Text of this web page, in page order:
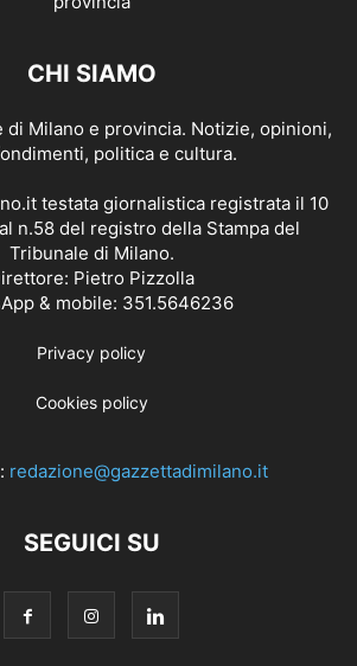
CHI SIAMO
di Milano e provincia. Notizie, opinioni,
politica e cultura.
testata giornalistica registrata il 10
n.58 del registro della Stampa del
Tribunale di Milano.
Pietro Pizzolla
& mobile: 351.5646236
Privacy policy
Cookies policy
redazione@gazzettadimilano.it
SEGUICI SU